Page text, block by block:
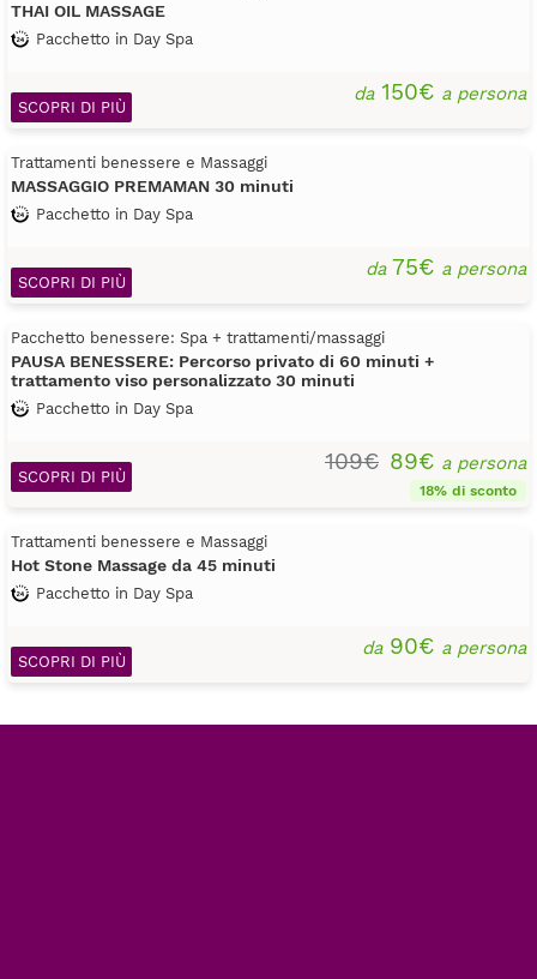
THAI OIL MASSAGE
Pacchetto in Day Spa
da150€ a persona
SCOPRI DI PIÙ
Trattamenti benessere e Massaggi
MASSAGGIO PREMAMAN 30 minuti
Pacchetto in Day Spa
da75€ a persona
SCOPRI DI PIÙ
Pacchetto benessere: Spa + trattamenti/massaggi
PAUSA BENESSERE: Percorso privato di 60 minuti +
trattamento viso personalizzato 30 minuti
Pacchetto in Day Spa
109€ 89€ a persona
18% di sconto
SCOPRI DI PIÙ
Trattamenti benessere e Massaggi
Hot Stone Massage da 45 minuti
Pacchetto in Day Spa
da90€ a persona
SCOPRI DI PIÙ